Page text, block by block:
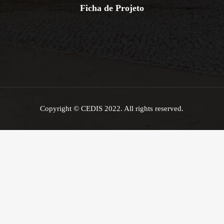
Ficha de Projeto
Copyright © CEDIS 2022. All rights reserved.